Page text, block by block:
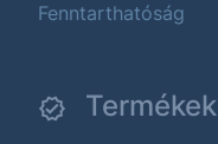
Fenntarthatóság
Termékek